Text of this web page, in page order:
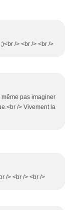
/> <br /> <br />
pas imaginer
/> Vivement la
/> <br /> <br />